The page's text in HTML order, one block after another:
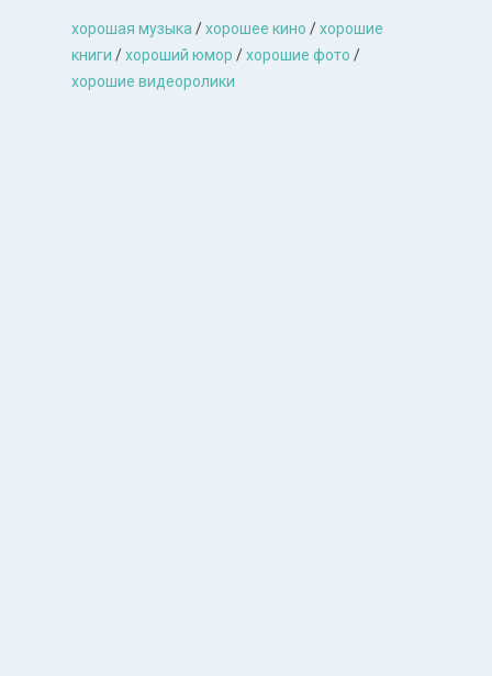
хорошая музыкa /хорошее кино /хорошие
книги /хороший юмор /хорошие фото /
хорошие видеоролики